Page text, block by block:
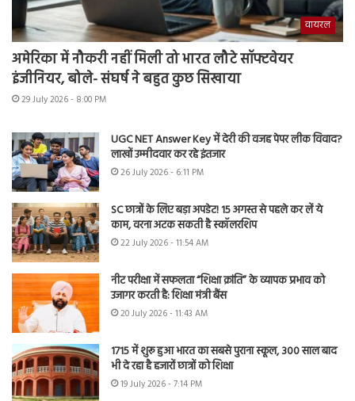
वायरल
अमेरिका में नौकरी नहीं मिली तो भारत लौटे सॉफ्टवेयर
इंजीनियर, बोले- संघर्ष ने बहुत कुछ सिखाया
29 July 2026 - 8:00 PM
UGC NET Answer Key में देरी की वजह पेपर लीक विवाद?
लाखों उम्मीदवार कर रहे इंतजार
26 July 2026 - 6:11 PM
SC छात्रों के लिए बड़ा अपडेट! 15 अगस्त से पहले कर लें ये
काम, वरना अटक सकती है स्कॉलरशिप
22 July 2026 - 11:54 AM
नीट परीक्षा में सफलता “शिक्षा क्रांति” के व्यापक प्रभाव को
उजागर करती है: शिक्षा मंत्री बैंस
20 July 2026 - 11:43 AM
1715 में शुरू हुआ भारत का सबसे पुराना स्कूल, 300 साल बाद
भी दे रहा है हजारों छात्रों को शिक्षा
19 July 2026 - 7:14 PM